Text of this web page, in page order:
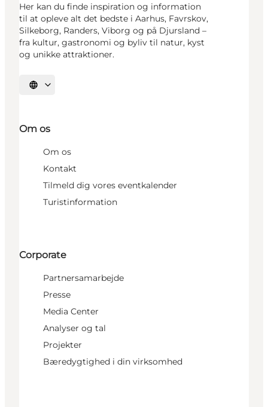
Her kan du finde inspiration og information
til at opleve alt det bedste i Aarhus, Favrskov,
Silkeborg, Randers, Viborg og på Djursland –
fra kultur, gastronomi og byliv til natur, kyst
og unikke attraktioner.
Vælg sprog
Om os
Om os
Kontakt
Tilmeld dig vores eventkalender
Turistinformation
Corporate
Partnersamarbejde
Presse
Media Center
Analyser og tal
Projekter
Bæredygtighed i din virksomhed